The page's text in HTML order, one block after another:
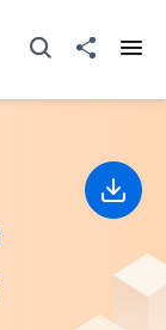
打开搜寻器分享至
下载